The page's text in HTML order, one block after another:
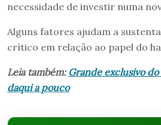
necessidade de investir numa
Alguns fatores ajudam a
crítico em relação ao papel do
Leia também: Grande exclusivo do
daqui a pouco